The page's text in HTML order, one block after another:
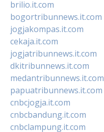
brilio.it.com
bogortribunnews.it.com
jogjakompas.it.com
cekaja.it.com
jogjatribunnews.it.com
dkitribunnews.it.com
medantribunnews.it.com
papuatribunnews.it.com
cnbcjogja.it.com
cnbcbandung.it.com
cnbclampung.it.com